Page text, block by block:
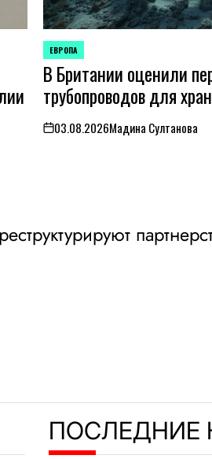
ОПУБЛИКОВАНО
В
ЕВРОПА
В Британии оценили
трубопроводов для
on03.08.2026Мадина Султанова
ПОСЛЕДНИЕ